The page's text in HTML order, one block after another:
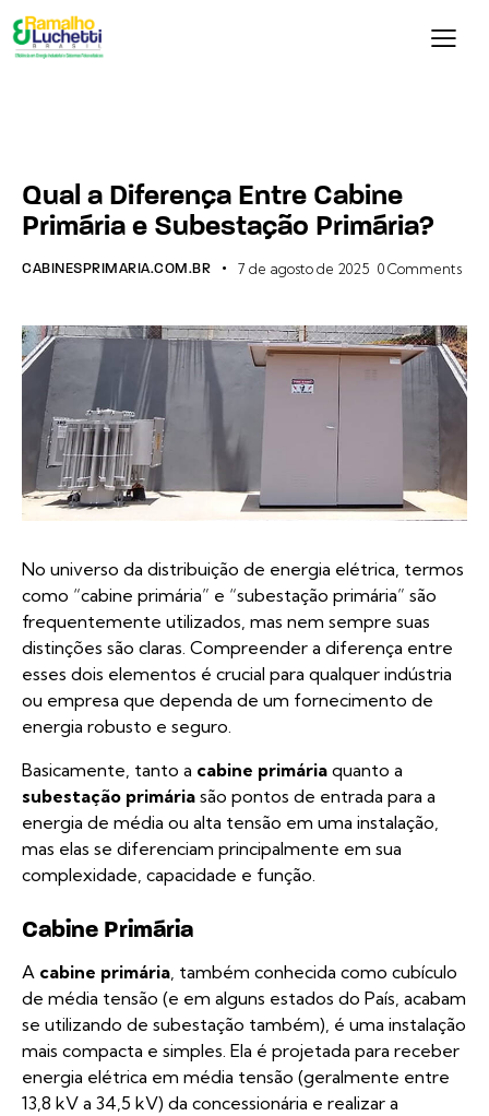
Qual a Diferença Entre Cabine
Primária e Subestação Primária?
CABINESPRIMARIA.COM.BR 7 de agosto de 2025 0 Comments
No universo da distribuição de energia elétrica, termos
como “cabine primária” e “subestação primária” são
frequentemente utilizados, mas nem sempre suas
distinções são claras. Compreender a diferença entre
esses dois elementos é crucial para qualquer indústria
ou empresa que dependa de um fornecimento de
energia robusto e seguro.
Basicamente, tanto a cabine primária quanto a
subestação primária são pontos de entrada para a
energia de média ou alta tensão em uma instalação,
mas elas se diferenciam principalmente em sua
complexidade, capacidade e função.
Cabine Primária
A cabine primária , também conhecida como cubículo
de média tensão (e em alguns estados do País, acabam
se utilizando de subestação também), é uma instalação
mais compacta e simples. Ela é projetada para receber
energia elétrica em média tensão (geralmente entre
13,8 kV a 34,5 kV) da concessionária e realizar a